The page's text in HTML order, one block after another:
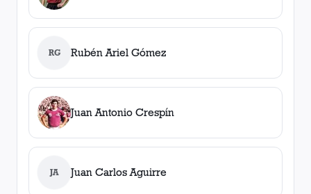
RG Rubén Ariel Gómez
Juan Antonio Crespín
JA Juan Carlos Aguirre